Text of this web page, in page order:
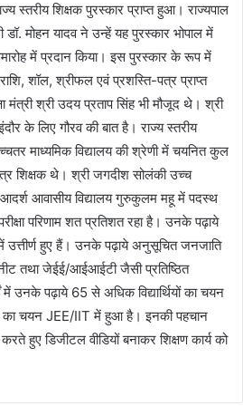
स्तरीय शिक्षक पुरस्कार प्राप्त हुआ। राज्यपाल
मोहन यादव ने उन्हें यह पुरस्कार भोपाल में
में प्रदान किया। इस पुरस्कार के रूप में
शॉल, श्रीफल एवं प्रशस्ति-पत्र प्राप्त
श्री उदय प्रताप सिंह भी मौजूद थे। श्री
के लिए गौरव की बात है। राज्य स्तरीय
माध्यमिक विद्यालय की श्रेणी में चयनित कुल
शिक्षक थे। श्री जगदीश सोलंकी उच्च
आवासीय विद्यालय गुरुकुलम महू में पदस्थ
परिणाम शत प्रतिशत रहा है। उनके पढ़ाये
हुए हैं। उनके पढ़ाये अनुसूचित जनजाति
तथा जेईई/आईआईटी जैसी प्रतिष्ठित
में उनके पढ़ाये 65 से अधिक विद्यार्थियों का चयन
चयन JEE/IIT में हुआ है। इनकी पहचान
हुए डिजीटल वीडियों बनाकर शिक्षण कार्य को